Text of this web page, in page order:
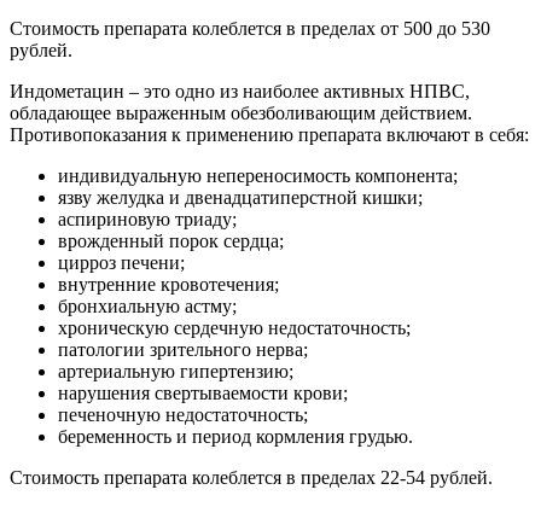
Стоимость препарата колеблется в пределах от 500 до 530
рублей.
Индометацин – это одно из наиболее активных НПВС,
обладающее выраженным обезболивающим действием.
Противопоказания к применению препарата включают в себя:
индивидуальную непереносимость компонента;
язву желудка и двенадцатиперстной кишки;
аспириновую триаду;
врожденный порок сердца;
цирроз печени;
внутренние кровотечения;
бронхиальную астму;
хроническую сердечную недостаточность;
патологии зрительного нерва;
артериальную гипертензию;
нарушения свертываемости крови;
печеночную недостаточность;
беременность и период кормления грудью.
Стоимость препарата колеблется в пределах 22-54 рублей.